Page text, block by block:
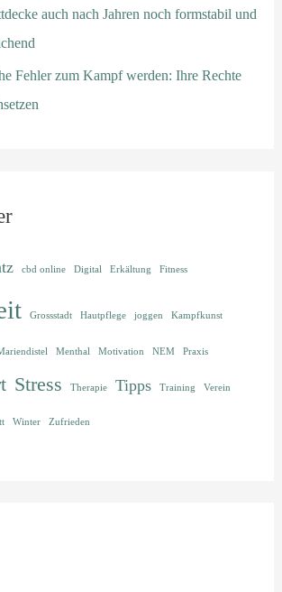
auch nach Jahren noch formstabil und
Fehler zum Kampf werden: Ihre Rechte
cbd online Digital Erkältung Fitness
Grossstadt Hautpflege joggen Kampfkunst
Menthal Motivation NEM Praxis
Stress Therapie Tipps Training Verein
Winter Zufrieden